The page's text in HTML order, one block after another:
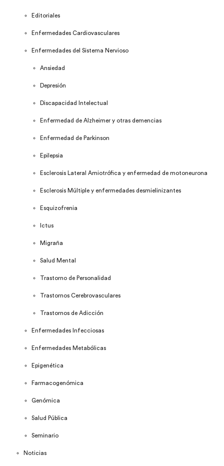
Editoriales
Enfermedades Cardiovasculares
Enfermedades del Sistema Nervioso
Ansiedad
Depresión
Discapacidad Intelectual
Enfermedad de Alzheimer y otras demencias
Enfermedad de Parkinson
Epilepsia
Esclerosis Lateral Amiotrófica y enfermedad de motoneurona
Esclerosis Múltiple y enfermedades desmielinizantes
Esquizofrenia
Ictus
Migraña
Salud Mental
Trastorno de Personalidad
Trastornos Cerebrovasculares
Trastornos de Adicción
Enfermedades Infecciosas
Enfermedades Metabólicas
Epigenética
Farmacogenómica
Genómica
Salud Pública
Seminario
Noticias